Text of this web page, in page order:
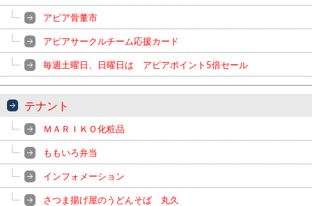
アピア骨董市
アピアサークルチーム応援カード
毎週土曜日、日曜日は アピアポイント5倍セール
テナント
ＭＡＲＩＫＯ化粧品
ももいろ弁当
インフォメーション
さつま揚げ屋のうどんそば 丸久